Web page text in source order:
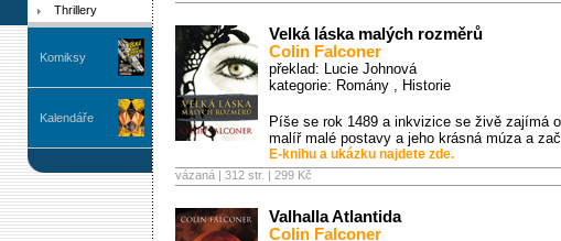
Thrillery
Komiksy
Kalendáře
Velká láska malých rozměrů
Colin Falconer
překlad: Lucie Johnová
kategorie: Romány , Historie
Píše se rok 1489 a inkvizice se živě zajímá
malíř malé postavy a jeho krásná múza a
E-knihu a ukázku najdete zde.
vázaná | 312 str. | 299 Kč
Valhalla Atlantida
Colin Falconer